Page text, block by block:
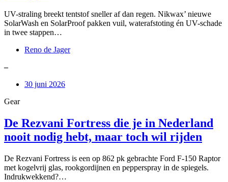
UV-straling breekt tentstof sneller af dan regen. Nikwax’ nieuwe
SolarWash en SolarProof pakken vuil, waterafstoting én UV-schade
in twee stappen…
Reno de Jager
–
30 juni 2026
Gear
De Rezvani Fortress die je in Nederland
nooit nodig hebt, maar toch wil rijden
De Rezvani Fortress is een op 862 pk gebrachte Ford F-150 Raptor
met kogelvrij glas, rookgordijnen en pepperspray in de spiegels.
Indrukwekkend?…